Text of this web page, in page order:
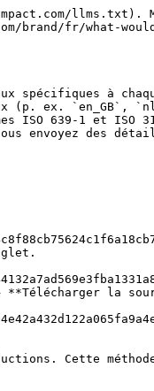
llms.txt).
fr/what-
spécifiques à
(p. ex.
639-1 et ISO
envoyez des
la
Cette